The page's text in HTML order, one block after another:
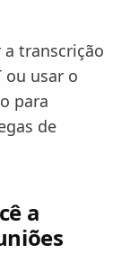
transcrição
ou usar o
para
de
a